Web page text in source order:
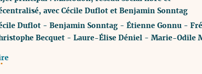
avec Cécile Duflot et Benjamin Sonntag
Duflot- Benjamin Sonntag- Étienne Gonnu-
Becquet- Laure-Élise Déniel- Marie-Odile